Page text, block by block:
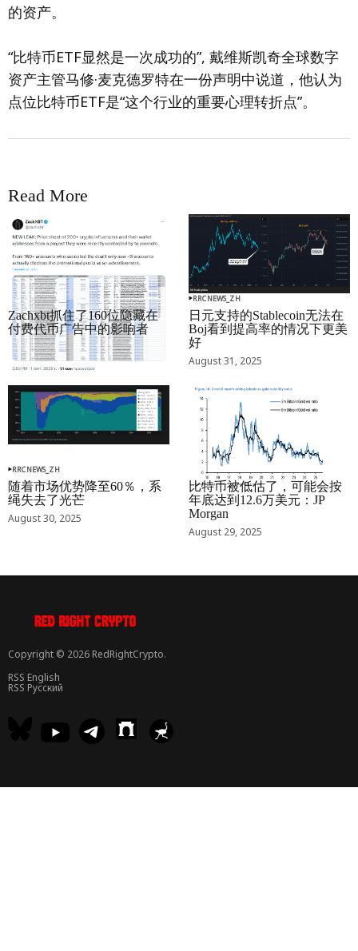
的资产。
“比特币ETF显然是一次成功的”, 戴维斯凯奇全球数字
资产主管马修·麦克德罗特在一份声明中说道，他认为
点位比特币ETF是“这个行业的重要心理转折点”。
Read More
RRCNEWS_ZH
Zachxbt抓住了160位隐藏在
付费代币广告中的影响者
September 01, 2025
RRCNEWS_ZH
日元支持的Stablecoin无法在
Boj看到提高率的情况下更美
好
August 31, 2025
RRCNEWS_ZH
随着市场优势降至60％，系
绳失去了光芒
August 30, 2025
RRCNEWS_ZH
比特币被低估了，可能会按
年底达到12.6万美元：JP
Morgan
August 29, 2025
Copyright © 2026 RedRightCrypto.
RSS English
RSS Русский